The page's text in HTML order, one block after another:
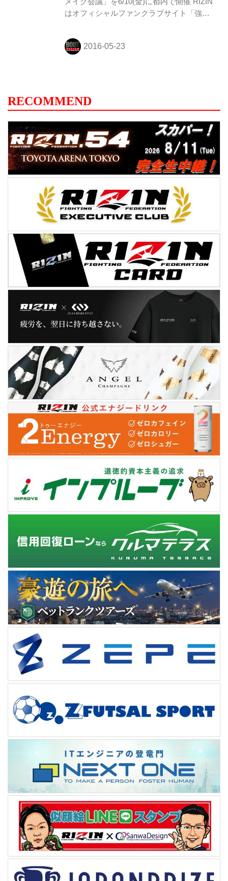
メイク会議」を6/10(金)に都内で開催 RIZIN
はオフィシャルファンクラブサイト「強者
マッチメイク会議」を6月10日（金）19次
より東京都港区近辺で開催する。
RECOMMEND